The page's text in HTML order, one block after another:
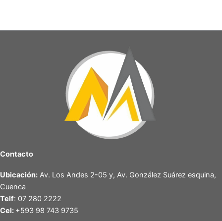
Contacto
Ubicación: Av. Los Andes 2-05 y, Av. González Suárez esquina,
Cuenca
Telf: 07 280 2222
Cel: +593 98 743 9735